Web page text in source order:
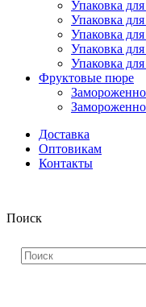
Упаковка
Упаковка
Упаковка
Упаковка
Упаковка
Фруктовые пюре
Доставка
Оптовикам
Контакты
Поиск